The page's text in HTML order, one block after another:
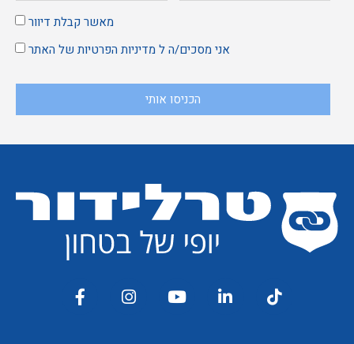
מאשר קבלת דיוור
אני מסכים/ה ל מדיניות הפרטיות של האתר
הכניסו אותי